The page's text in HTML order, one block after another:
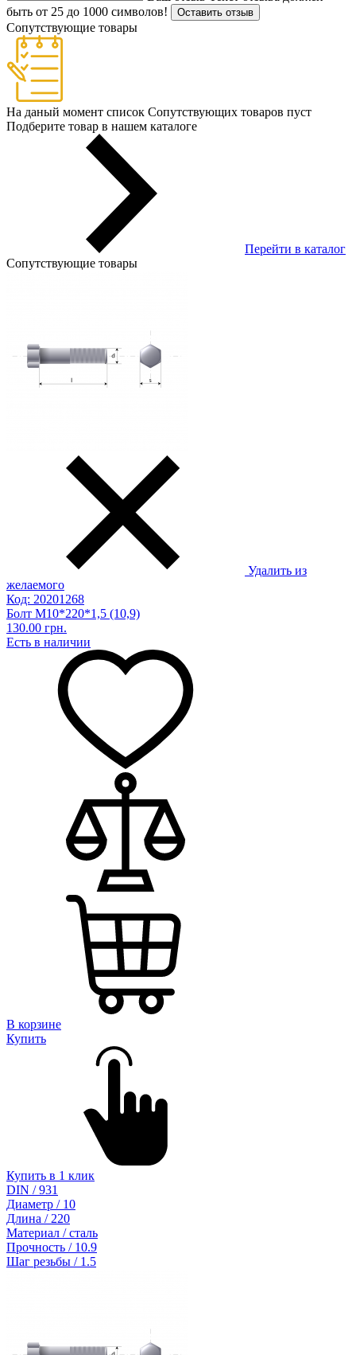
быть от 25 до 1000 символов!
Оставить отзыв
Сопутствующие товары
На даный момент список Сопутствующих товаров пуст
Подберите товар в нашем каталоге
Перейти в каталог
Сопутствующие товары
Удалить из
желаемого
Код: 20201268
Болт М10*220*1,5 (10,9)
130.00 грн.
Есть в наличии
В корзине
Купить
Купить в 1 клик
DIN / 931
Диаметр / 10
Длина / 220
Материал / сталь
Прочность / 10.9
Шаг резьбы / 1.5